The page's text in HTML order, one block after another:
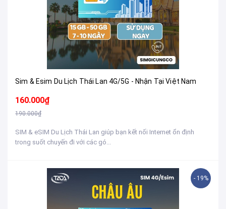
Sim & Esim Du Lịch Thái Lan 4G/5G - Nhận Tại Việt Nam
160.000₫
190.000₫
SIM & eSIM Du Lịch Thái Lan giúp bạn kết nối Internet ổn định
trong suốt chuyến đi với các gó...
- 19%